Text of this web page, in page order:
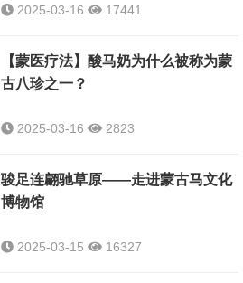
2025-03-16 17441
【蒙医疗法】酸马奶为什么被称为蒙
古八珍之一？
2025-03-16 2823
骏足连翩驰草原——走进蒙古马文化
博物馆
2025-03-15 16327